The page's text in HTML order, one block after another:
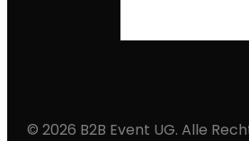
© 2026 B2B Event UG. Alle